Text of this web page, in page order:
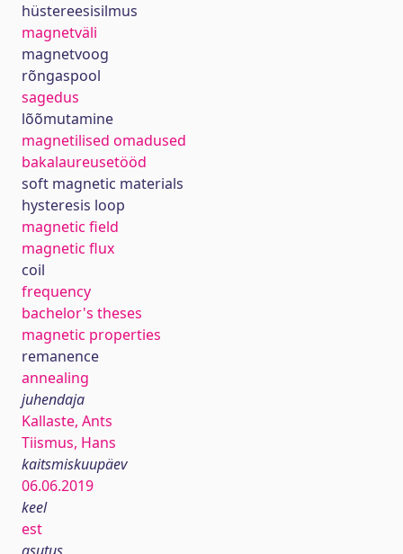
hüstereesisilmus
magnetväli
magnetvoog
rõngaspool
sagedus
lõõmutamine
magnetilised omadused
bakalaureusetööd
soft magnetic materials
hysteresis loop
magnetic field
magnetic flux
coil
frequency
bachelor's theses
magnetic properties
remanence
annealing
juhendaja
Kallaste, Ants
Tiismus, Hans
kaitsmiskuupäev
06.06.2019
keel
est